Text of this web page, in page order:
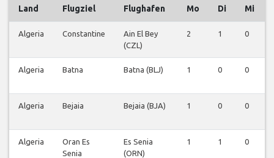
Land Flugziel Flughafen Mo Di Mi
Algeria Constantine
Ain El Bey
(CZL)
2 1 0
Algeria Batna Batna (BLJ) 1 0 0
Algeria Bejaia Bejaia (BJA) 1 0 0
Algeria
Oran Es
Senia
Es Senia
(ORN)
1 1 0